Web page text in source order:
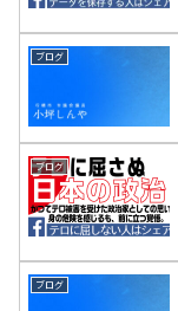
ブログ
ブログ
ブログ